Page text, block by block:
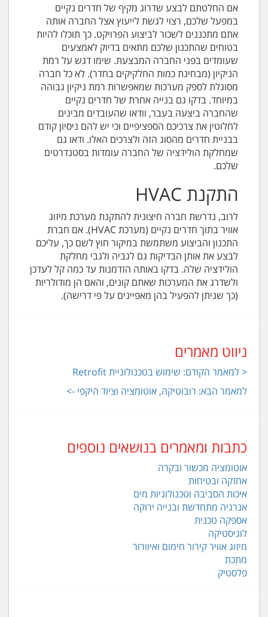
אם החלטתם לבצע שדרוג מקיף של חדרים נקיים
במפעל שלכם, רצוי לגשת לייעוץ אצל החברה אותה
אתם מתכננים לשכור לביצוע הפרויקט. כך תוכלו להיות
בטוחים שהתכנון שלכם מתאים בדיוק לאמצעים
שעומדים בפני החברה המבצעת. שימו דגש על רמת
הניקיון (מבחינת כמות החלקיקים בחדר). לא כל חברה
מסוגלת לספק מערכות שמאפשרות רמת ניקיון גבוהה
במיוחד. בדקו גם בנייה אחרת של חדרים נקיים
שהחברה ביצעה בעבר, וודאו שהעובדים מבינים
לחלוטין את צרכיכם הספציפיים וכי יש להם ניסיון קודם
בבניית חדרים מהסוג הזה ולצרכים האלו. ודאו גם
שמחלקת הולידציה של החברה עומדות בסטנדרטים
שלכם.
התקנת HVAC
לרוב, נדרשת חברה חיצונית להתקנת מערכת מיזוג
אוויר בתוך חדרים נקיים (מערכת HVAC). אם חברת
התכנון והביצוע משתמשת במיקור חוץ לשם כך, עליכם
לבצע את אותן הבדיקות גם לגביה ולגבי מחלקת
הולידציה שלה. בדקו באותה הזדמנות עד כמה קל לעדכן
ולשדרג את המערכות שאתם קונים, והאם הן מודולריות
(כך שניתן להפעיל בהן מאפיינים על פי דרישה).
ניווט מאמרים
< למאמר הקודם: שימוש בטכנולוגיית Retrofit
למאמר הבא: רובוטיקה, אוטומציה וציוד היקפי ->
כתבות ומאמרים בנושאים נוספים
אוטומציה מכשור ובקרה
אחזקה ובטיחות
איכות הסביבה וטכנולוגיות מים
אנרגיה מתחדשת ובנייה ירוקה
אספקה טכנית
לוגיסטיקה
מיזוג אוויר קירור חימום ואיוורור
מתכת
פלסטיק